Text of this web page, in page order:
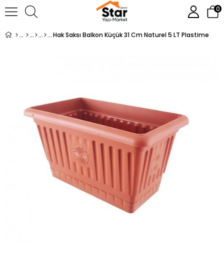
0
Hak Saksı Balkon Küçük 31 Cm Naturel 5 LT Plastime